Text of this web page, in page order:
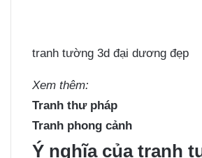
tranh tường 3d đại dương đẹp
Xem thêm:
Tranh thư pháp
Tranh phong cảnh
Ý nghĩa của tranh